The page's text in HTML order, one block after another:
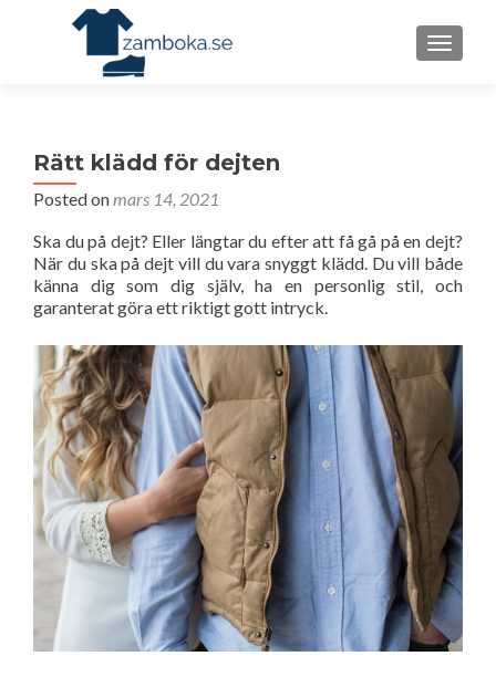
Rätt klädd för dejten
Posted onmars 14, 2021
Ska du på dejt? Eller längtar du efter att få gå på en dejt?
När du ska på dejt vill du vara snyggt klädd. Du vill både
känna dig som dig själv, ha en personlig stil, och
garanterat göra ett riktigt gott intryck.